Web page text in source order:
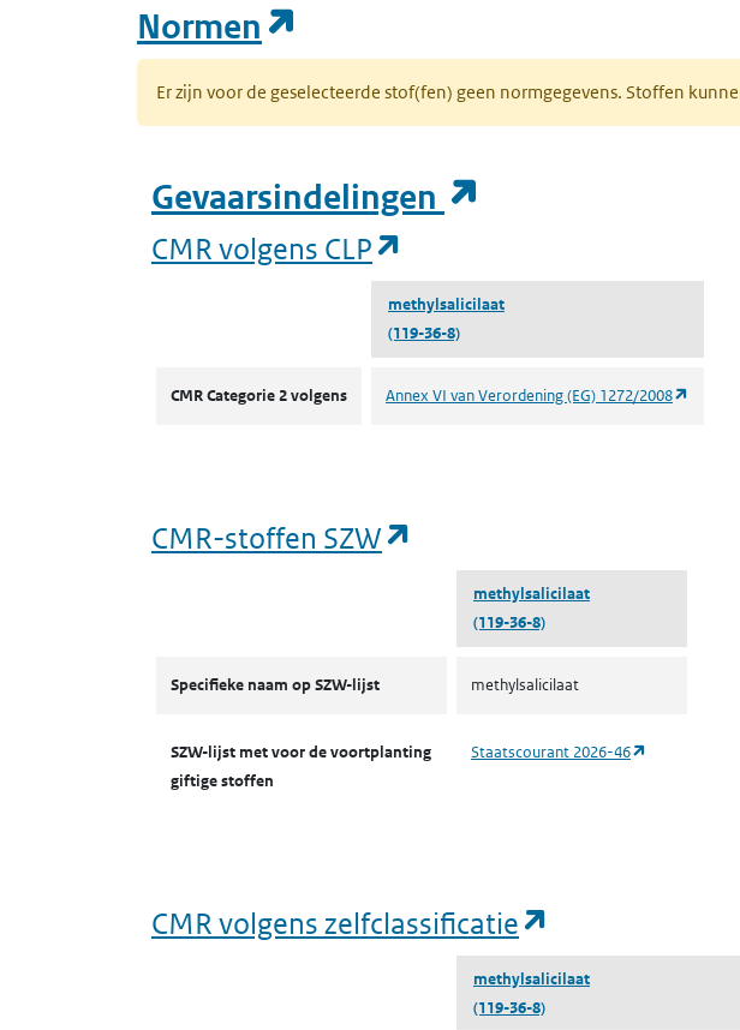
Normen
Er zijn voor de geselecteerde stof(fen) geen normgegevens. Stoffen
Gevaarsindelingen
CMR volgens CLP
methylsalicilaat
(119-36-8)
CMR Categorie 2 volgens Annex VI van Verordening (EG) 1272/2008
CMR-stoffen SZW
methylsalicilaat
(119-36-8)
Specifieke naam op SZW-lijst methylsalicilaat
SZW-lijst met voor de voortplanting
giftige stoffen
Staatscourant 2026-46
CMR volgens zelfclassificatie
methylsalicilaat
(119-36-8)